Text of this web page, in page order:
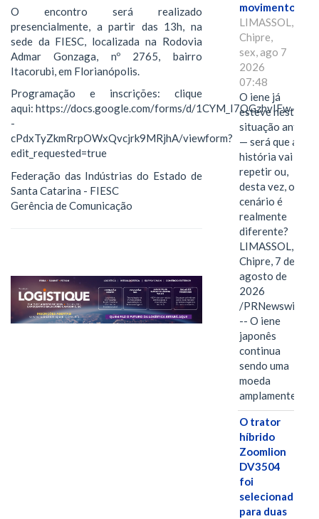
O encontro será realizado
presencialmente, a partir das 13h, na
sede da FIESC, localizada na Rodovia
Admar Gonzaga, nº 2765, bairro
Itacorubi, em Florianópolis.
Programação e inscrições: clique
aqui: https://docs.google.com/forms/d/1CYM_I7QGzhvIFw-
-
cPdxTyZkmRrpOWxQvcjrk9MRjhA/viewform?
edit_requested=true
Federação das Indústrias do Estado de
Santa Catarina - FIESC
Gerência de Comunicação
movimento.
LIMASSOL,
Chipre,
sex, ago 7
2026
07:48
O iene já
esteve nesta
situação antes
— será que a
história vai se
repetir ou,
desta vez, o
cenário é
realmente
diferente?
LIMASSOL,
Chipre, 7 de
agosto de
2026
/PRNewswire/
-- O iene
japonês
continua
sendo uma
moeda
amplamente…
O trator
híbrido
Zoomlion
DV3504
foi
selecionado
para duas